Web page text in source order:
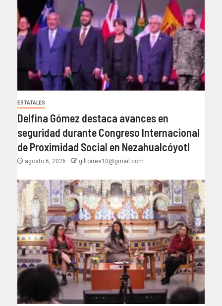
ESTATALES
Delfina Gómez destaca avances en
seguridad durante Congreso Internacional
de Proximidad Social en Nezahualcóyotl
agosto 6, 2026 giltorres10@gmail.com